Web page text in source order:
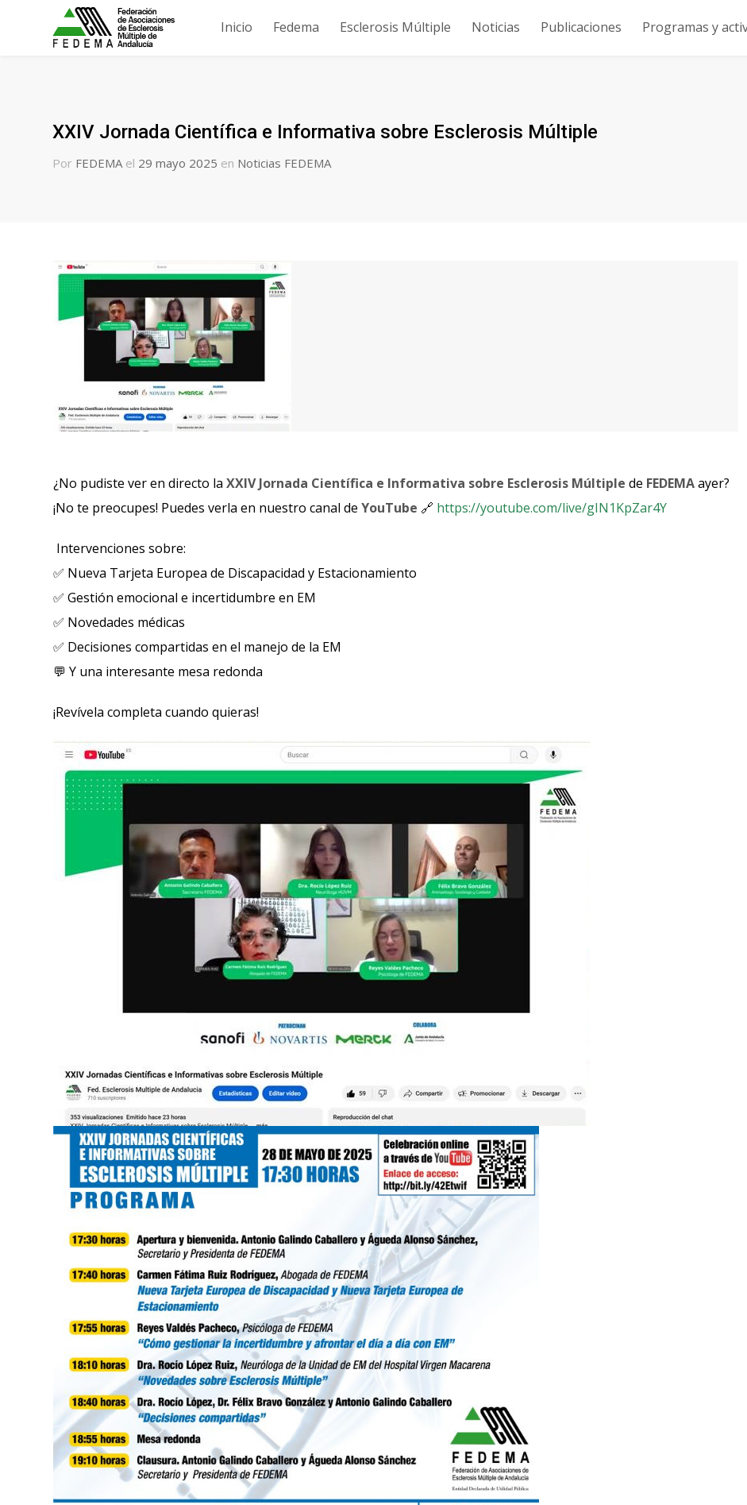
Inicio Fedema Esclerosis Múltiple Noticias Publicaciones Programas y
XXIV Jornada Científica e Informativa sobre Esclerosis Múltiple
Por FEDEMA el 29 mayo 2025 en Noticias FEDEMA
¿No pudiste ver en directo la XXIV Jornada Científica e Informativa sobre Esclerosis Múltiple de FEDEMAayer?
¡No te preocupes! Puedes verla en nuestro canal de YouTube 🔗 https://youtube.com/live/gIN1KpZar4Y
Intervenciones sobre:
✅ Nueva Tarjeta Europea de Discapacidad y Estacionamiento
✅ Gestión emocional e incertidumbre en EM
✅ Novedades médicas
✅ Decisiones compartidas en el manejo de la EM
💬 Y una interesante mesa redonda
¡Revívela completa cuando quieras!